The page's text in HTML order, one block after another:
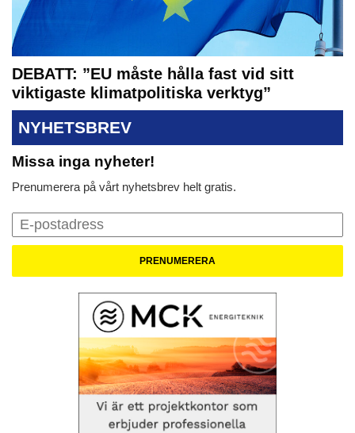
DEBATT: ”EU måste hålla fast vid sitt
viktigaste klimatpolitiska verktyg”
NYHETSBREV
Missa inga nyheter!
Prenumerera på vårt nyhetsbrev helt gratis.